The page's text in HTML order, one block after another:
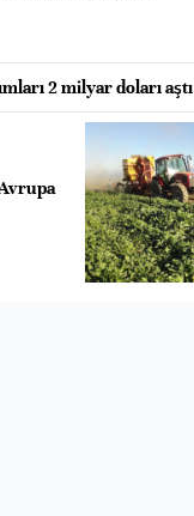
2 milyar doları aştı